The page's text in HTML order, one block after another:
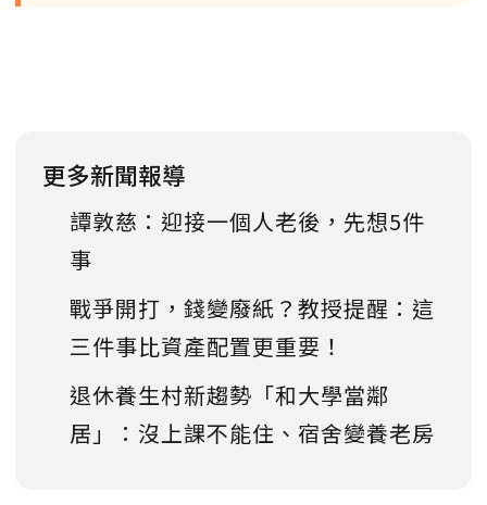
更多新聞報導
譚敦慈：迎接一個人老後，先想5件
事
戰爭開打，錢變廢紙？教授提醒：這
三件事比資產配置更重要！
退休養生村新趨勢「和大學當鄰
居」：沒上課不能住、宿舍變養老房